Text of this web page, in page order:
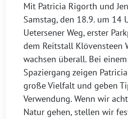
Mit Patricia Rigorth und
Samstag, den 18.9. um 14
Uetersener Weg, erster
dem Reitstall Klövensteen
wachsen überall. Bei
Spaziergang zeigen
große Vielfalt und geben
Verwendung. Wenn wir
Natur gehen, stellen wir